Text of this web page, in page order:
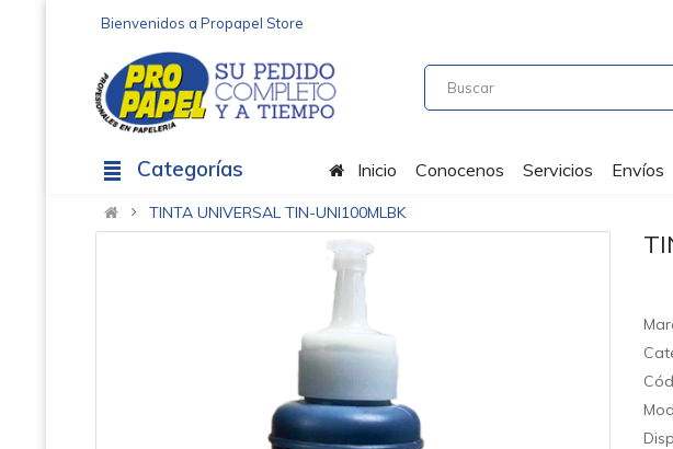
Bienvenidos a Propapel Store
Categorías Inicio Conocenos Servicios Envíos
TINTA UNIVERSAL TIN-UNI100MLBK